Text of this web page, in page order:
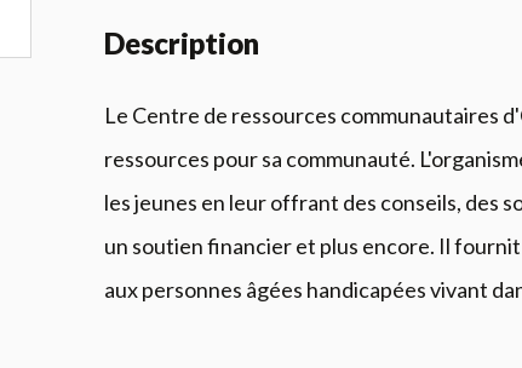
Description
Le Centre de ressources communautaires
ressources pour sa communauté.
les jeunes en leur offrant des conseils, des
un soutien financier et plus encore. Il
aux personnes âgées handicapées vivant